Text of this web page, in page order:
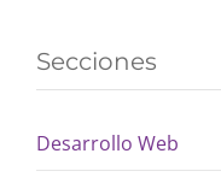
Secciones
Desarrollo Web